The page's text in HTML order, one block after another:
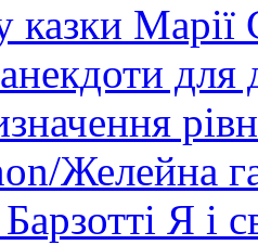
казки
для
Желейна
Я і